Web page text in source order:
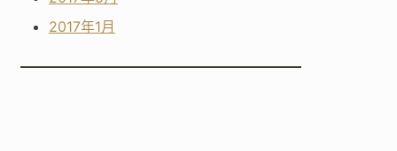
2017年1月